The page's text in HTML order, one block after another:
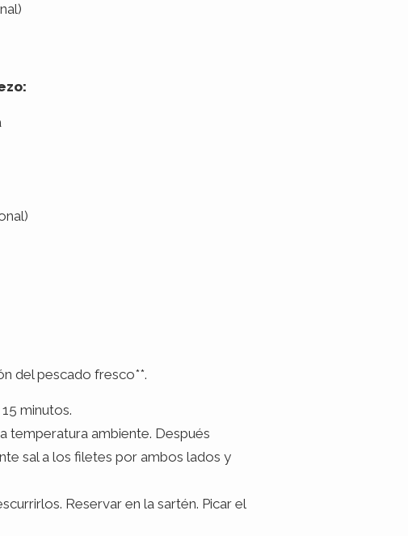
del pescado fresco**.
minutos.
temperatura ambiente. Después
sal a los filetes por ambos lados y
Reservar en la sartén. Picar el